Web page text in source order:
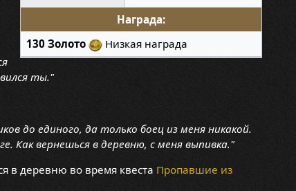
Награда:
130 Золото
Низкая награда
ты."
до единого, да только боец из меня никакой.
Как вернешься в деревню, с меня выпивка."
в деревню во время квеста Пропавшие из